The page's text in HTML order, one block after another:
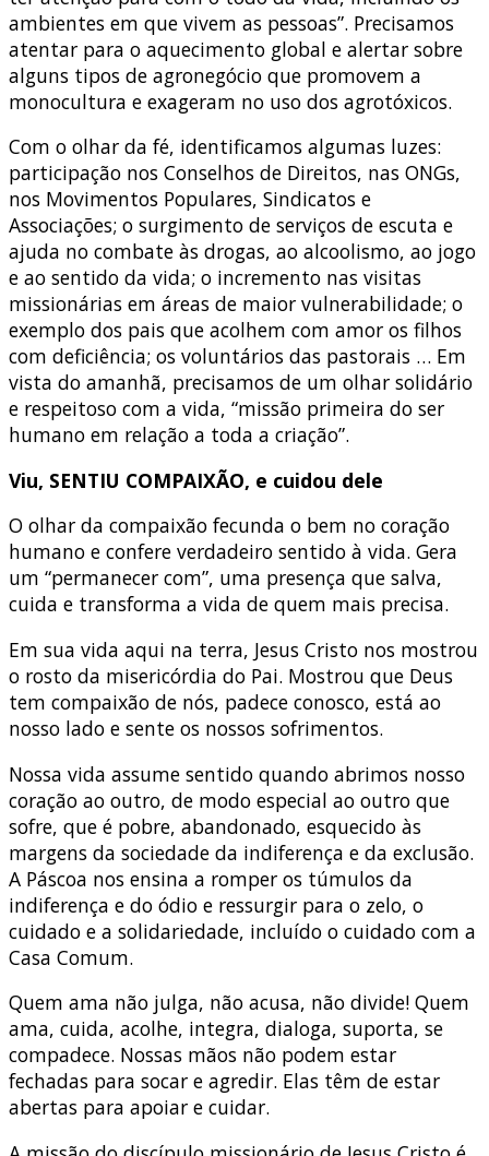
ambientes em que vivem as pessoas”. Precisamos
atentar para o aquecimento global e alertar sobre
alguns tipos de agronegócio que promovem a
monocultura e exageram no uso dos agrotóxicos.
Com o olhar da fé, identificamos algumas luzes:
participação nos Conselhos de Direitos, nas ONGs,
nos Movimentos Populares, Sindicatos e
Associações; o surgimento de serviços de escuta e
ajuda no combate às drogas, ao alcoolismo, ao jogo
e ao sentido da vida; o incremento nas visitas
missionárias em áreas de maior vulnerabilidade; o
exemplo dos pais que acolhem com amor os filhos
com deficiência; os voluntários das pastorais … Em
vista do amanhã, precisamos de um olhar solidário
e respeitoso com a vida, “missão primeira do ser
humano em relação a toda a criação”.
Viu, SENTIU COMPAIXÃO, e cuidou dele
O olhar da compaixão fecunda o bem no coração
humano e confere verdadeiro sentido à vida. Gera
um “permanecer com”, uma presença que salva,
cuida e transforma a vida de quem mais precisa.
Em sua vida aqui na terra, Jesus Cristo nos mostrou
o rosto da misericórdia do Pai. Mostrou que Deus
tem compaixão de nós, padece conosco, está ao
nosso lado e sente os nossos sofrimentos.
Nossa vida assume sentido quando abrimos nosso
coração ao outro, de modo especial ao outro que
sofre, que é pobre, abandonado, esquecido às
margens da sociedade da indiferença e da exclusão.
A Páscoa nos ensina a romper os túmulos da
indiferença e do ódio e ressurgir para o zelo, o
cuidado e a solidariedade, incluído o cuidado com a
Casa Comum.
Quem ama não julga, não acusa, não divide! Quem
ama, cuida, acolhe, integra, dialoga, suporta, se
compadece. Nossas mãos não podem estar
fechadas para socar e agredir. Elas têm de estar
abertas para apoiar e cuidar.